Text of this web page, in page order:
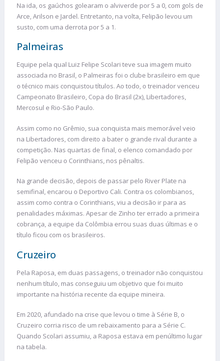
Na ida, os gaúchos golearam o alviverde por 5 a 0, com gols de
Arce, Arilson e Jardel. Entretanto, na volta, Felipão levou um
susto, com uma derrota por 5 a 1.
Palmeiras
Equipe pela qual Luiz Felipe Scolari teve sua imagem muito
associada no Brasil, o Palmeiras foi o clube brasileiro em que
o técnico mais conquistou títulos. Ao todo, o treinador venceu
Campeonato Brasileiro, Copa do Brasil (2x), Libertadores,
Mercosul e Rio-São Paulo.
Assim como no Grêmio, sua conquista mais memorável veio
na Libertadores, com direito a bater o grande rival durante a
competição. Nas quartas de final, o elenco comandado por
Felipão venceu o Corinthians, nos pênaltis.
Na grande decisão, depois de passar pelo River Plate na
semifinal, encarou o Deportivo Cali. Contra os colombianos,
assim como contra o Corinthians, viu a decisão ir para as
penalidades máximas. Apesar de Zinho ter errado a primeira
cobrança, a equipe da Colômbia errou suas duas últimas e o
título ficou com os brasileiros.
Cruzeiro
Pela Raposa, em duas passagens, o treinador não conquistou
nenhum título, mas conseguiu um objetivo que foi muito
importante na história recente da equipe mineira.
Em 2020, afundado na crise que levou o time à Série B, o
Cruzeiro corria risco de um rebaixamento para a Série C.
Quando Scolari assumiu, a Raposa estava em penúltimo lugar
na tabela.